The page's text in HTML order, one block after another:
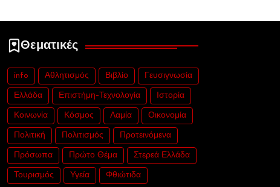
Θεματικές
info Αθλητισμός Βιβλίο Γευσιγνωσία
Ελλάδα Επιστήμη-Τεχνολογία Ιστορία
Κοινωνία Κόσμος Λαμία Οικονομία
Πολιτική Πολιτισμός Προτεινόμενα
Πρόσωπα Πρώτο Θέμα Στερεά Ελλάδα
Τουρισμός Υγεία Φθιώτιδα